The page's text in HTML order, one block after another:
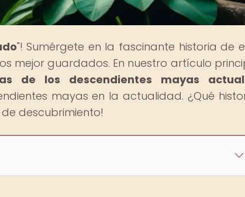
"! Sumérgete en la fascinante historia de
mejor guardados. En nuestro artículo
de los descendientes mayas
mayas en la actualidad. ¿Qué
descubrimiento!